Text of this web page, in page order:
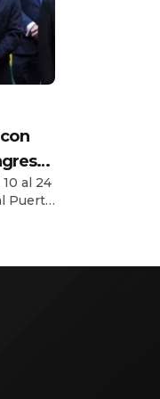
al 24
Puerto